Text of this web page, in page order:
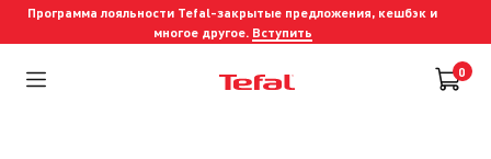
Программа лояльности Tefal-закрытые предложения, кешбэк и
многое другое. Вступить
0